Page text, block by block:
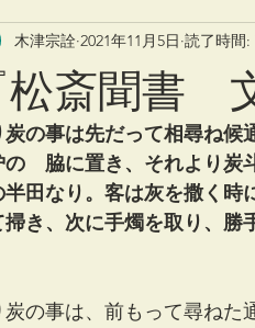
俳諧 文学 有職
造園 動物 植物
松斎聞書
木津宗詮 2021年11月5日 読了時間:
炭の事は先だって相尋ね候
の　脇に置き、それより炭
半田なり。客は灰を撒く時
掃き、次に手燭を取り、勝
炭の事は、前もって尋ねた